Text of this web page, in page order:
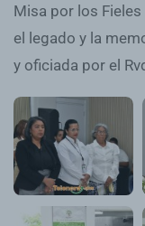
Misa por los
el legado y la
y oficiada por el